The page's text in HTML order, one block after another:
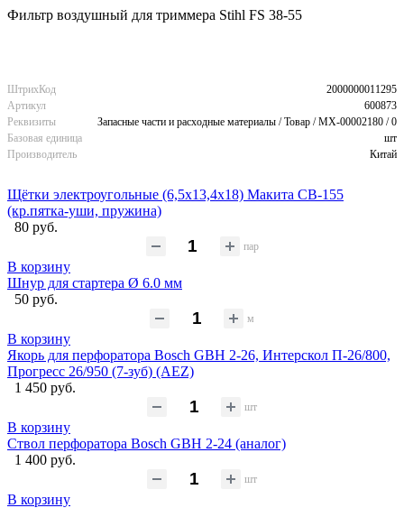
Фильтр воздушный для триммера Stihl FS 38-55
ШтрихКод
2000000011295
Артикул
600873
Реквизиты
Запасные части и расходные материалы / Товар / MX-00002180 / 0
Базовая единица
шт
Производитель
Китай
Щётки электроугольные (6,5х13,4х18) Макита CB-155
(кр.пятка-уши, пружина)
80 руб.
пар
В корзину
Шнур для стартера Ø 6.0 мм
50 руб.
м
В корзину
Якорь для перфоратора Bosch GBH 2-26, Интерскол П-26/800,
Прогресс 26/950 (7-зуб) (AEZ)
1 450 руб.
шт
В корзину
Ствол перфоратора Bosch GBH 2-24 (аналог)
1 400 руб.
шт
В корзину